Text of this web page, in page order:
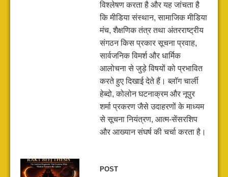
विश्लेषण करता है और यह जांचता है
कि मीडिया संस्थान, सामाजिक मीडिया
मंच, शैक्षणिक तंत्र तथा अंतरराष्ट्रीय
संगठन किस प्रकार सूचना प्रवाह,
सार्वजनिक विमर्श और धार्मिक
आलोचना से जुड़े विषयों को प्रभावित
करते हुए दिखाई देते हैं। ब्लॉग चार्ली
हेब्दो, कोलोन घटनाक्रम और नूपुर
शर्मा प्रकरण जैसे उदाहरणों के माध्यम
से सूचना नियंत्रण, आत्म-सेंसरशिप
और आख्यान संघर्ष की चर्चा करता है।
POST